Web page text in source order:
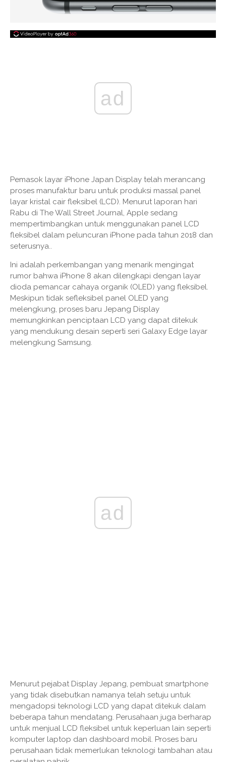
ad
Pemasok layar iPhone Japan Display telah merancang
proses manufaktur baru untuk produksi massal panel
layar kristal cair fleksibel (LCD). Menurut laporan hari
Rabu di The Wall Street Journal, Apple sedang
mempertimbangkan untuk menggunakan panel LCD
fleksibel dalam peluncuran iPhone pada tahun 2018 dan
seterusnya..
Ini adalah perkembangan yang menarik mengingat
rumor bahwa iPhone 8 akan dilengkapi dengan layar
dioda pemancar cahaya organik (OLED) yang fleksibel.
Meskipun tidak sefleksibel panel OLED yang
melengkung, proses baru Jepang Display
memungkinkan penciptaan LCD yang dapat ditekuk
yang mendukung desain seperti seri Galaxy Edge layar
melengkung Samsung.
ad
Menurut pejabat Display Jepang, pembuat smartphone
yang tidak disebutkan namanya telah setuju untuk
mengadopsi teknologi LCD yang dapat ditekuk dalam
beberapa tahun mendatang. Perusahaan juga berharap
untuk menjual LCD fleksibel untuk keperluan lain seperti
komputer laptop dan dashboard mobil. Proses baru
perusahaan tidak memerlukan teknologi tambahan atau